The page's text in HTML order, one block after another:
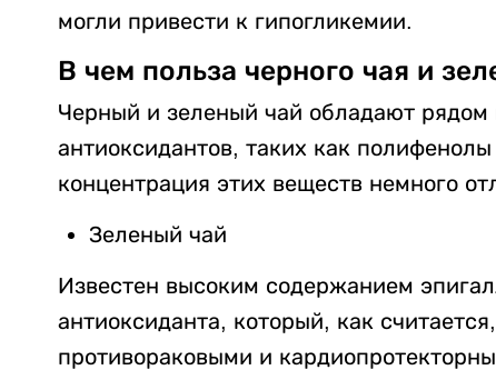
могли привести к гипогликемии.
В чем польза черного чая и
Черный и зеленый чай обладают
антиоксидантов, таких как
концентрация этих веществ немного
Зеленый чай
Известен высоким содержанием
антиоксиданта, который, как
противораковыми и